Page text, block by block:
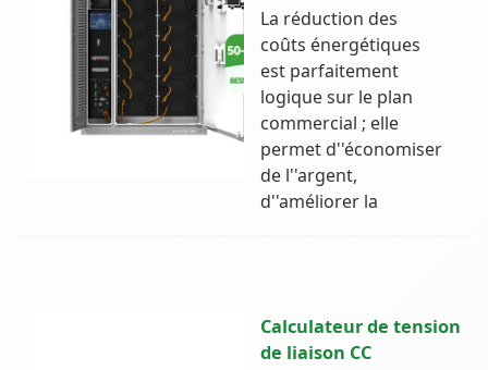
La réduction des
coûts énergétiques
est parfaitement
logique sur le plan
commercial ; elle
permet d''économiser
de l''argent,
d''améliorer la
Calculateur de tension
de liaison CC